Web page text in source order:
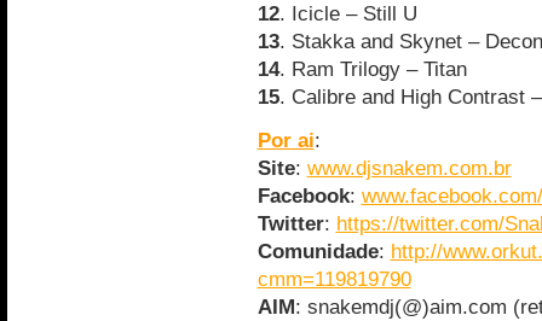
12. Icicle – Still U
13. Stakka and Skynet –
14. Ram Trilogy – Titan
15. Calibre and High Contrast
Por ai:
Site: www.djsnakem.com.br
Facebook:
Twitter: https://twitter.com/
Comunidade: http://
cmm=119819790
AIM: snakemdj(@)aim.com